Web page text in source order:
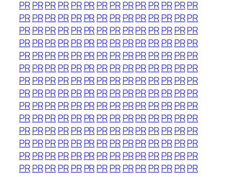
PRPRPRPRPR PRPRPRPRPRPRPR PRPR
PRPRPRPRPR PRPRPRPRPRPRPR PRPR
PRPRPRPRPR PRPRPRPRPRPRPR PRPR
PRPRPRPRPR PRPRPRPRPRPRPR PRPR
PRPRPRPRPR PRPRPRPRPRPRPR PRPR
PRPRPRPRPR PRPRPRPRPRPRPR PRPR
PRPRPRPRPR PRPRPRPRPRPRPR PRPR
PRPRPRPRPR PRPRPRPRPRPRPR PRPR
PRPRPRPRPR PRPRPRPRPRPRPR PRPR
PRPRPRPRPR PRPRPRPRPRPRPR PRPR
PRPRPRPRPR PRPRPRPRPRPRPR PRPR
PRPRPRPRPR PRPRPRPRPRPRPR PRPR
PRPRPRPRPR PRPRPRPRPRPRPR PRPR
PRPRPRPRPR PRPRPRPRPRPRPR PRPR